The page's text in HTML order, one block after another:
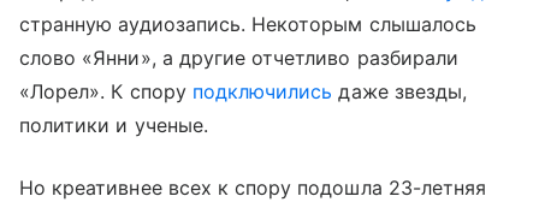
странную аудиозапись. Некоторым слышалось
слово «Янни», а другие отчетливо разбирали
«Лорел». К спору подключились даже звезды,
политики и ученые.
Но креативнее всех к спору подошла 23-летняя